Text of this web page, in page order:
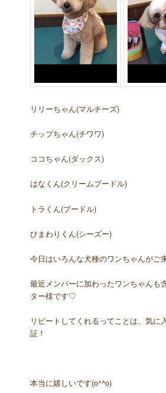
リリーちゃん(マルチーズ)
チップちゃん(チワワ)
ココちゃん(ダックス)
はなくん(クリームプードル)
トラくん(プードル)
ひまわりくん(シーズー)
今日はいろんな犬種のワンちゃんがご
最近メンバーに加わったワンちゃんも
ター様です♡
リピートしてくれるってことは、気に
証！
本当に嬉しいです(o^^o)